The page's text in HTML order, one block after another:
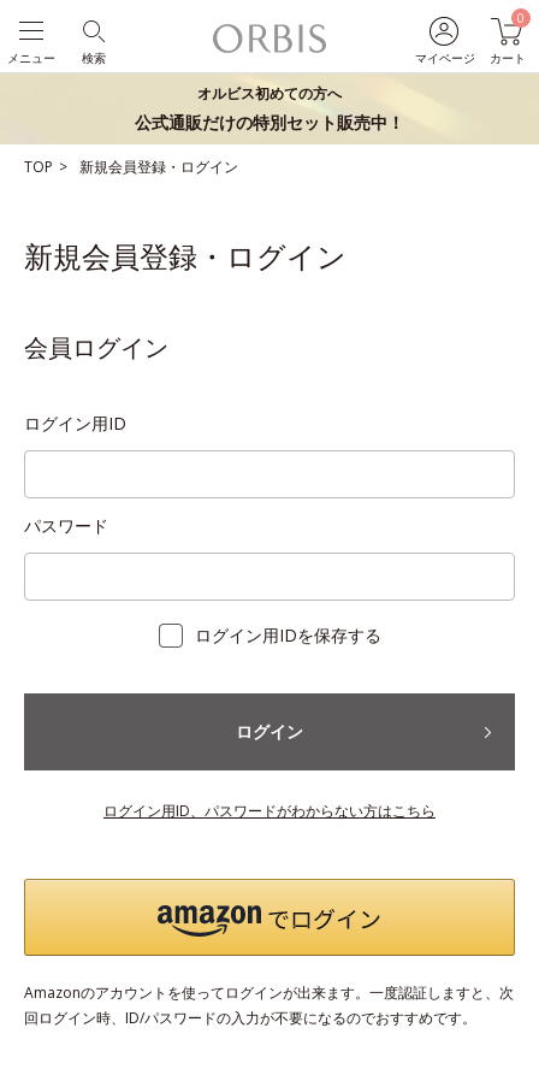
マイページ
0
カート
検索
メニュー
オルビス初めての方へ
公式通販だけの特別セット販売中！
TOP 新規会員登録・ログイン
新規会員登録・ログイン
会員ログイン
ログイン用ID
パスワード
ログイン用IDを保存する
ログイン
ログイン用ID、パスワードがわからない方はこちら
Amazonのアカウントを使ってログインが出来ます。一度認証しますと、次
回ログイン時、ID/パスワードの入力が不要になるのでおすすめです。